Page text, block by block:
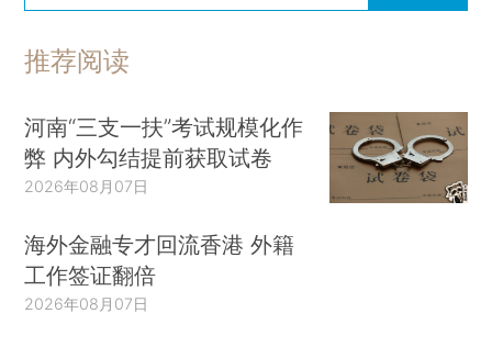
推荐阅读
河南“三支一扶”考试规模化作
弊 内外勾结提前获取试卷
2026年08月07日
海外金融专才回流香港 外籍
工作签证翻倍
2026年08月07日